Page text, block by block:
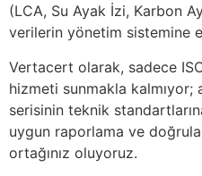
(LCA, Su Ayak İzi, Karbon
verilerin yönetim sistemine
Vertacert olarak, sadece
hizmeti sunmakla kalmıyor;
serisinin teknik
uygun raporlama ve
ortağınız oluyoruz.